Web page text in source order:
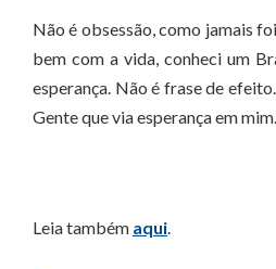
Não é obsessão, como jamais
bem com a vida, conheci um
esperança. Não é frase de
Gente que via esperança em
Leia também aqui.